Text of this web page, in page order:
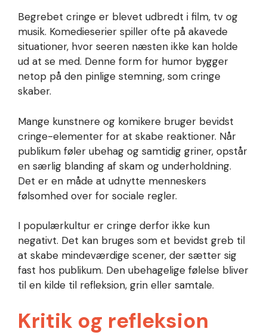
Begrebet cringe er blevet udbredt i film, tv og
musik. Komedieserier spiller ofte på akavede
situationer, hvor seeren næsten ikke kan holde
ud at se med. Denne form for humor bygger
netop på den pinlige stemning, som cringe
skaber.
Mange kunstnere og komikere bruger bevidst
cringe-elementer for at skabe reaktioner. Når
publikum føler ubehag og samtidig griner, opstår
en særlig blanding af skam og underholdning.
Det er en måde at udnytte menneskers
følsomhed over for sociale regler.
I populærkultur er cringe derfor ikke kun
negativt. Det kan bruges som et bevidst greb til
at skabe mindeværdige scener, der sætter sig
fast hos publikum. Den ubehagelige følelse bliver
til en kilde til refleksion, grin eller samtale.
Kritik og refleksion